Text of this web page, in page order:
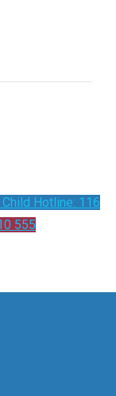
Hotline: 116
555